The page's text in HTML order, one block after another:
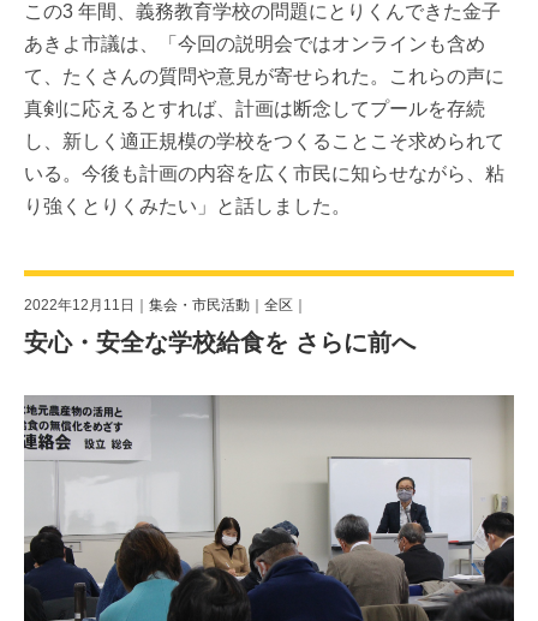
この3 年間、義務教育学校の問題にとりくんできた金子
あきよ市議は、「今回の説明会ではオンラインも含め
て、たくさんの質問や意見が寄せられた。これらの声に
真剣に応えるとすれば、計画は断念してプールを存続
し、新しく適正規模の学校をつくることこそ求められて
いる。今後も計画の内容を広く市民に知らせながら、粘
り強くとりくみたい」と話しました。
2022年12月11日｜ 集会・市民活動 全区
安心・安全な学校給食を さらに前へ